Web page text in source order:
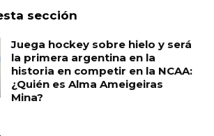
sección
Juega hockey sobre hielo y será
la primera argentina en la
historia en competir en la NCAA:
¿Quién es Alma Ameigeiras
Mina?